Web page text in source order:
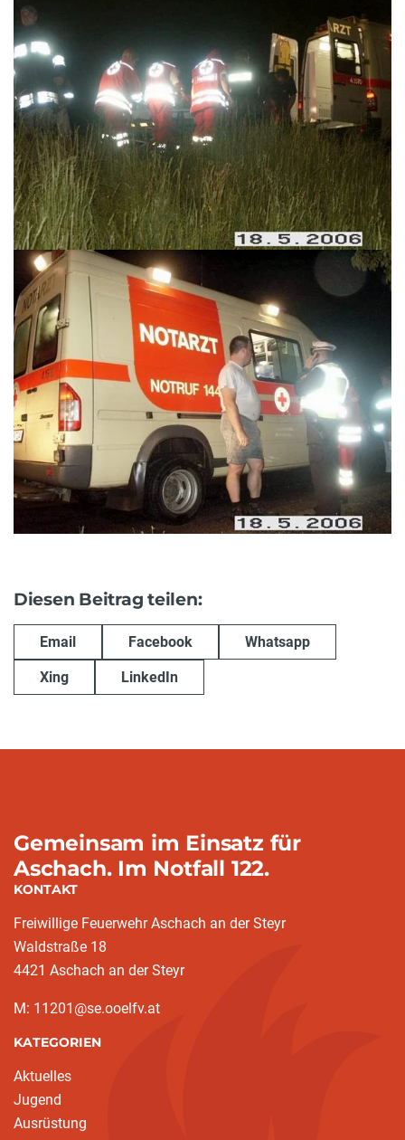
Diesen Beitrag teilen:
Email Facebook Whatsapp
Xing LinkedIn
Gemeinsam im Einsatz für
Aschach. Im Notfall 122.
KONTAKT
Freiwillige Feuerwehr Aschach an der Steyr
Waldstraße 18
4421 Aschach an der Steyr
M: 11201@se.ooelfv.at
KATEGORIEN
Aktuelles
Jugend
Ausrüstung